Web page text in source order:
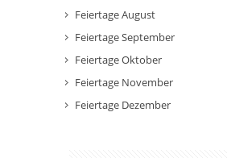
Feiertage August
Feiertage September
Feiertage Oktober
Feiertage November
Feiertage Dezember